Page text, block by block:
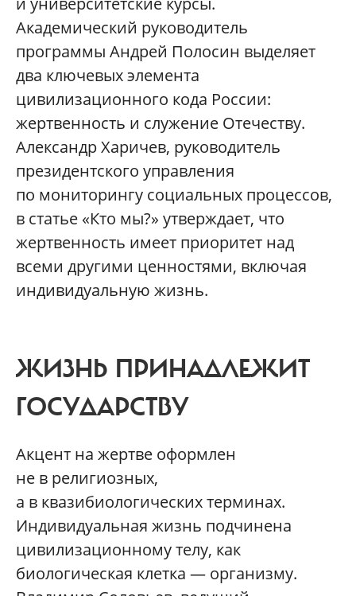
Академический руководитель
программы Андрей Полосин выделяет
два ключевых элемента
цивилизационного кода России:
жертвенность и служение Отечеству.
Александр Харичев, руководитель
президентского управления
по мониторингу социальных процессов,
в статье «Кто мы?» утверждает, что
жертвенность имеет приоритет над
всеми другими ценностями, включая
индивидуальную жизнь.
ЖИЗНЬ ПРИНАДЛЕЖИТ
ГОСУДАРСТВУ
Акцент на жертве оформлен
не в религиозных,
а в квазибиологических терминах.
Индивидуальная жизнь подчинена
цивилизационному телу, как
биологическая клетка — организму.